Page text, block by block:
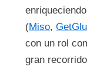
(Miso,
con un rol
gran